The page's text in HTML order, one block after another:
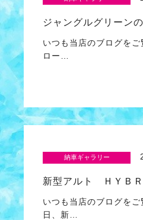
ジャングルグリーン
いつも当店のブログを
ロー…
納車ギャラリー
新型アルト ＨＹＢ
いつも当店のブログを
日、新…